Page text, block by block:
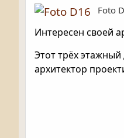
Foto
Интересен своей
Этот трёх
архитектор